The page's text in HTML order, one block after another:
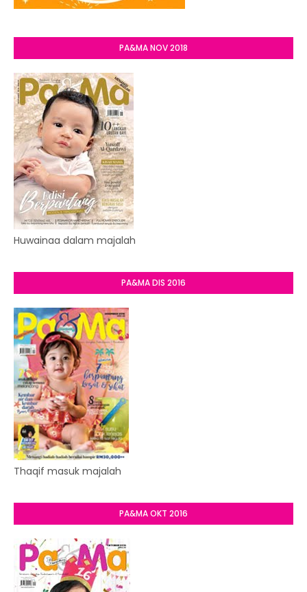
PA&MA NOV 2018
Huwainaa dalam majalah
PA&MA DIS 2016
Thaqif masuk majalah
PA&MA OKT 2016